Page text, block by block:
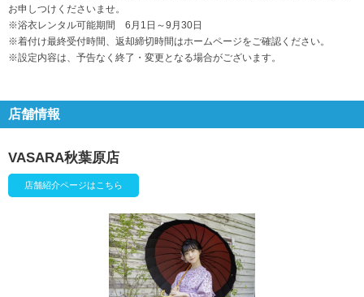
お申しつけくださいませ。
※浴衣レンタル可能期間 6月1日～9月30日
※着付け最終受付時間、返却締切時間はホームページをご確認ください。
※設定内容は、予告なく終了・変更となる場合がございます。
店舗情報
VASARA秋葉原店
店舗紹介ページはこちら